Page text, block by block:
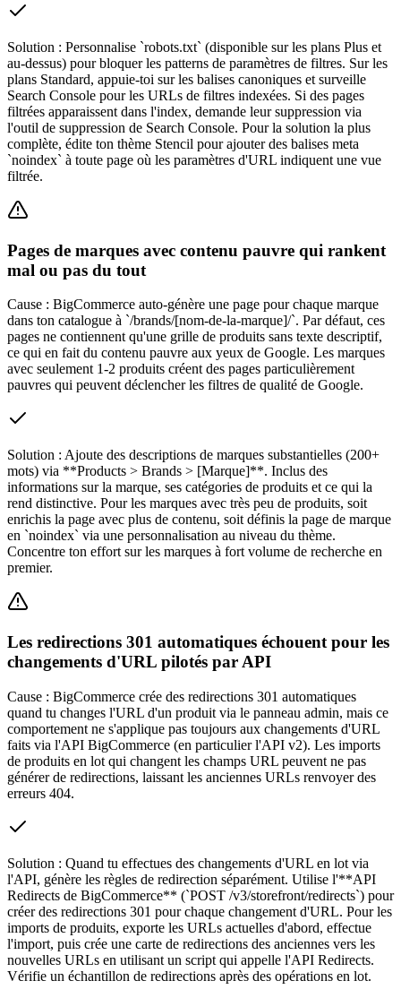
Solution : Personnalise `robots.txt` (disponible sur les plans Plus et
au-dessus) pour bloquer les patterns de paramètres de filtres. Sur les
plans Standard, appuie-toi sur les balises canoniques et surveille
Search Console pour les URLs de filtres indexées. Si des pages
filtrées apparaissent dans l'index, demande leur suppression via
l'outil de suppression de Search Console. Pour la solution la plus
complète, édite ton thème Stencil pour ajouter des balises meta
`noindex` à toute page où les paramètres d'URL indiquent une vue
filtrée.
Pages de marques avec contenu pauvre qui rankent
mal ou pas du tout
Cause : BigCommerce auto-génère une page pour chaque marque
dans ton catalogue à `/brands/[nom-de-la-marque]/`. Par défaut, ces
pages ne contiennent qu'une grille de produits sans texte descriptif,
ce qui en fait du contenu pauvre aux yeux de Google. Les marques
avec seulement 1-2 produits créent des pages particulièrement
pauvres qui peuvent déclencher les filtres de qualité de Google.
Solution : Ajoute des descriptions de marques substantielles (200+
mots) via **Products > Brands > [Marque]**. Inclus des
informations sur la marque, ses catégories de produits et ce qui la
rend distinctive. Pour les marques avec très peu de produits, soit
enrichis la page avec plus de contenu, soit définis la page de marque
en `noindex` via une personnalisation au niveau du thème.
Concentre ton effort sur les marques à fort volume de recherche en
premier.
Les redirections 301 automatiques échouent pour les
changements d'URL pilotés par API
Cause : BigCommerce crée des redirections 301 automatiques
quand tu changes l'URL d'un produit via le panneau admin, mais ce
comportement ne s'applique pas toujours aux changements d'URL
faits via l'API BigCommerce (en particulier l'API v2). Les imports
de produits en lot qui changent les champs URL peuvent ne pas
générer de redirections, laissant les anciennes URLs renvoyer des
erreurs 404.
Solution : Quand tu effectues des changements d'URL en lot via
l'API, génère les règles de redirection séparément. Utilise l'**API
Redirects de BigCommerce** (`POST /v3/storefront/redirects`) pour
créer des redirections 301 pour chaque changement d'URL. Pour les
imports de produits, exporte les URLs actuelles d'abord, effectue
l'import, puis crée une carte de redirections des anciennes vers les
nouvelles URLs en utilisant un script qui appelle l'API Redirects.
Vérifie un échantillon de redirections après des opérations en lot.